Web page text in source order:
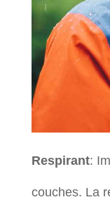
Respirant:
couches. La